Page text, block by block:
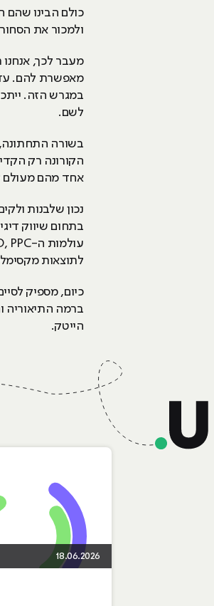
כולם הבינו שהם
ולמכור את
מעבר לכך, אנחנו
במגרש הזה.
לשם.
בשורה
הקורונה רק
אחד מהם מעולם
נכון שלבנות
בתחום שיווק
לתוצאות
כיום, מספיק
ברמה התיאוריה
הייטק.
18.06.2026